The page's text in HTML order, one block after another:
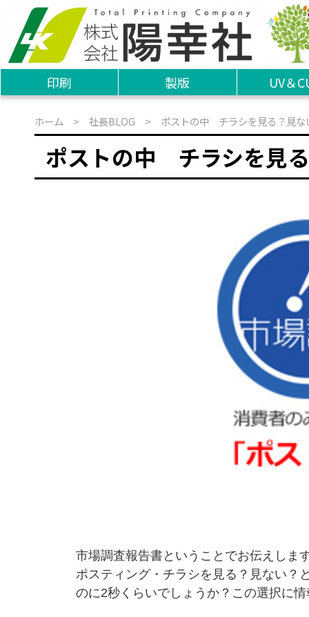
印刷 製版 UV＆
ホーム > 社長BLOG > ポストの中 チラシを見る？見な
ポストの中 チラシを見
市場調査報告書ということでお伝えしま
ポスティング・チラシを見る？見ない？
のに2秒くらいでしょうか？この選択に